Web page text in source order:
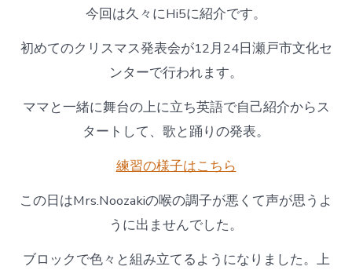
今回は久々にHi5に紹介です。
初めてのクリスマス発表会が12月24日瀬戸市文化セ
ンターで行われます。
ママと一緒に舞台の上に立ち英語で自己紹介からス
タートして、歌と踊りの発表。
練習の様子はこちら
この日はMrs.Noozakiの喉の調子が悪くて声が思うよ
うに出ませんでした。
ブロックで色々と組み立てるようになりました。上